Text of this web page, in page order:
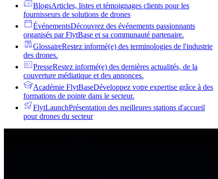
BlogsArticles, listes et témoignages clients pour les
fournisseurs de solutions de drones
ÉvénementsDécouvrez des événements passionnants
organisés par FlytBase et sa communauté partenaire.
GlossaireRestez informé(e) des terminologies de l'industrie
des drones.
PresseRestez informé(e) des dernières actualités, de la
couverture médiatique et des annonces.
Académie FlytBaseDéveloppez votre expertise grâce à des
formations de pointe dans le secteur.
FlytLaunchPrésentation des meilleures stations d'accueil
pour drones du secteur